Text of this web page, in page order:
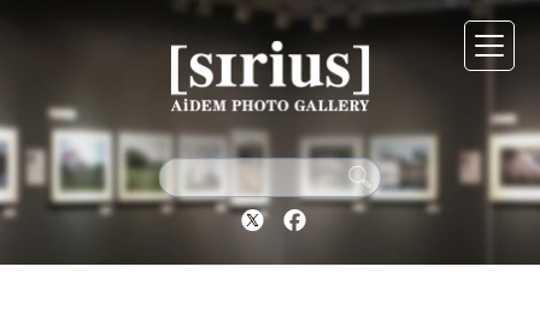
Twitter Facebook
シリウスについて
展示スケジュール